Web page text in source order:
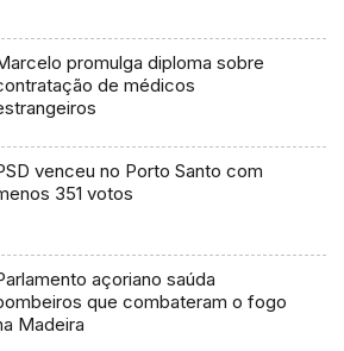
promulga diploma sobre
de médicos
venceu no Porto Santo com
351 votos
açoriano saúda
que combateram o fogo
Madeira